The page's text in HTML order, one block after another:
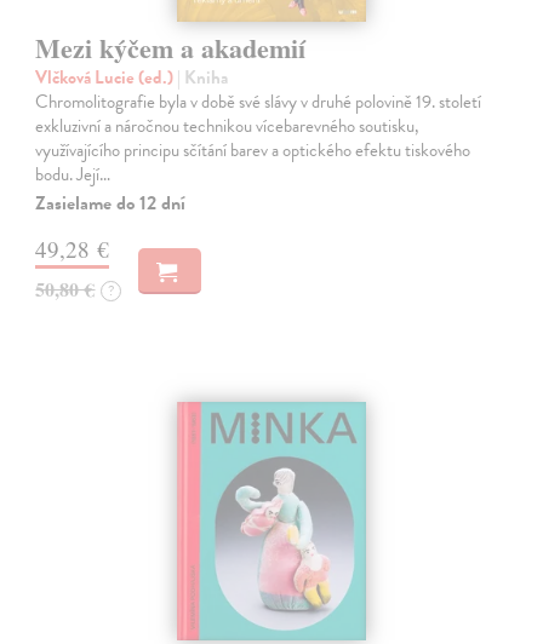
Mezi kýčem a akademií
Vlčková Lucie (ed.)| Kniha
Chromolitografie byla v době své slávy v druhé polovině 19. století
exkluzivní a náročnou technikou vícebarevného soutisku,
využívajícího principu sčítání barev a optického efektu tiskového
bodu. Její…
Zasielame do 12 dní
49,28 €
50,80 € ?